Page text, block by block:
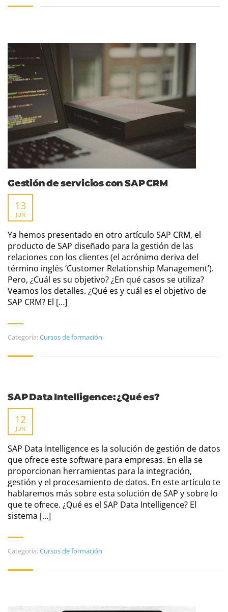
Gestión de servicios con SAP CRM
13
JUN
Ya hemos presentado en otro artículo SAP CRM, el
producto de SAP diseñado para la gestión de las
relaciones con los clientes (el acrónimo deriva del
término inglés ‘Customer Relationship Management’).
Pero, ¿Cuál es su objetivo? ¿En qué casos se utiliza?
Veamos los detalles. ¿Qué es y cuál es el objetivo de
SAP CRM? El […]
Categoría:Cursos de formación
SAP Data Intelligence: ¿Qué es?
12
JUN
SAP Data Intelligence es la solución de gestión de datos
que ofrece este software para empresas. En ella se
proporcionan herramientas para la integración,
gestión y el procesamiento de datos. En este artículo te
hablaremos más sobre esta solución de SAP y sobre lo
que te ofrece. ¿Qué es el SAP Data Intelligence? El
sistema […]
Categoría:Cursos de formación